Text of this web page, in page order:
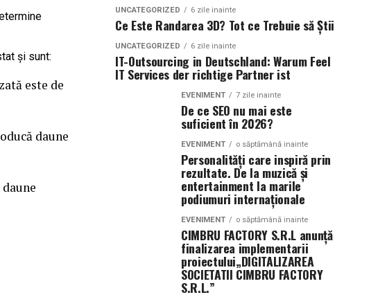
şi sunt:
este de
daune
UNCATEGORIZED 6 zile inainte
Ce Este Randarea 3D? Tot ce Trebuie să Știi
UNCATEGORIZED 6 zile inainte
IT-Outsourcing in Deutschland: Warum Feel
IT Services der richtige Partner ist
EVENIMENT 7 zile inainte
De ce SEO nu mai este
suficient în 2026?
EVENIMENT o săptămână inainte
Personalități care inspiră prin
rezultate. De la muzică și
entertainment la marile
podiumuri internaționale
EVENIMENT o săptămână inainte
CIMBRU FACTORY S.R.L anunţă
finalizarea implementarii
proiectului„DIGITALIZAREA
SOCIETATII CIMBRU FACTORY
S.R.L.”